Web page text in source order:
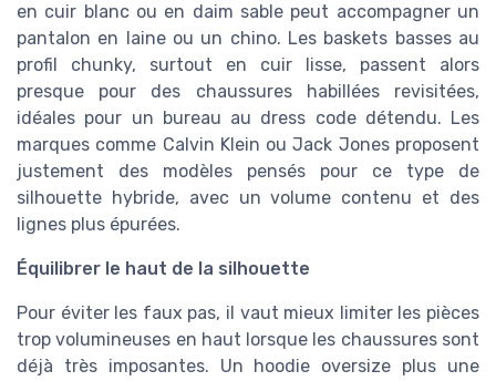
en cuir blanc ou en daim sable peut accompagner un
pantalon en laine ou un chino. Les baskets basses au
profil chunky, surtout en cuir lisse, passent alors
presque pour des chaussures habillées revisitées,
idéales pour un bureau au dress code détendu. Les
marques comme Calvin Klein ou Jack Jones proposent
justement des modèles pensés pour ce type de
silhouette hybride, avec un volume contenu et des
lignes plus épurées.
Équilibrer le haut de la silhouette
Pour éviter les faux pas, il vaut mieux limiter les pièces
trop volumineuses en haut lorsque les chaussures sont
déjà très imposantes. Un hoodie oversize plus une